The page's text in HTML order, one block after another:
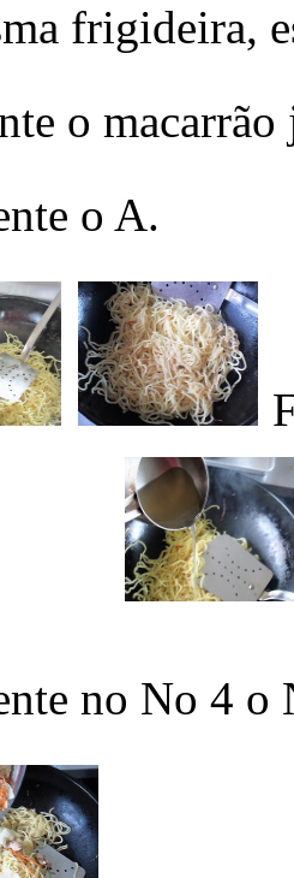
frigideira,
o
o A.
no No 4 o